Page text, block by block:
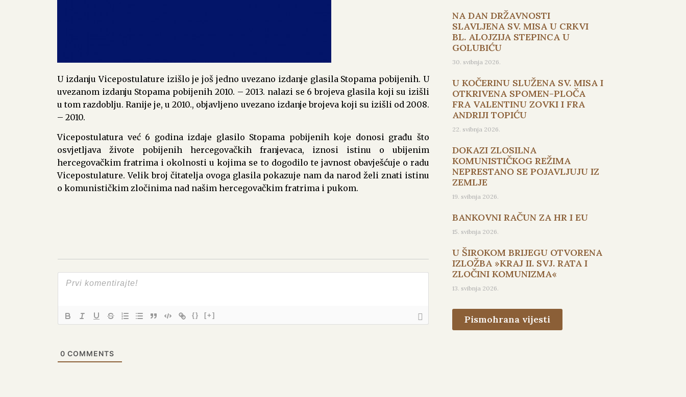
U izdanju Vicepostulature izišlo je još jedno uvezano izdanje glasila Stopama pobijenih. U
uvezanom izdanju Stopama pobijenih 2010. – 2013. nalazi se 6 brojeva glasila koji su izišli
u tom razdoblju. Ranije je, u 2010., objavljeno uvezano izdanje brojeva koji su izišli od 2008.
– 2010.
Vicepostulatura već 6 godina izdaje glasilo Stopama pobijenih koje donosi građu što
osvjetljava živote pobijenih hercegovačkih franjevaca, iznosi istinu o ubijenim
hercegovačkim fratrima i okolnosti u kojima se to dogodilo te javnost obavješćuje o radu
Vicepostulature. Velik broj čitatelja ovoga glasila pokazuje nam da narod želi znati istinu
o komunističkim zločinima nad našim hercegovačkim fratrima i pukom.
{} [+]
0 COMMENTS
NA DAN DRŽAVNOSTI
SLAVLJENA SV. MISA U CRKVI
BL. ALOJZIJA STEPINCA U
GOLUBIĆU
30. svibnja 2026.
U KOČERINU SLUŽENA SV. MISA I
OTKRIVENA SPOMEN-PLOČA
FRA VALENTINU ZOVKI I FRA
ANDRIJI TOPIĆU
22. svibnja 2026.
DOKAZI ZLOSILNA
KOMUNISTIČKOG REŽIMA
NEPRESTANO SE POJAVLJUJU IZ
ZEMLJE
19. svibnja 2026.
BANKOVNI RAČUN ZA HR I EU
15. svibnja 2026.
U ŠIROKOM BRIJEGU OTVORENA
IZLOŽBA »KRAJ II. SVJ. RATA I
ZLOČINI KOMUNIZMA«
13. svibnja 2026.
Pismohrana vijesti